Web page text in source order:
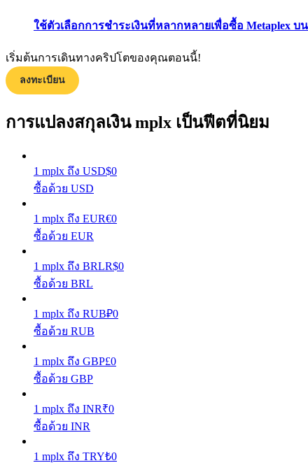
เรียนรู้วิธีการรักษาผลกำไร
ได้รับ
ใช้ตัวเลือกการชำระเงินที่หลากหลายเพื่อซื้อ Metaplex บ
เริ่มต้นการเดินทางคริปโตของคุณตอนนี้!
ลงทะเบียน
การแปลงสกุลเงิน mplx เป็นฟีตที่นิยม
1 mplx ถึง USD$0
ซื้อด้วย USD
1 mplx ถึง EUR€0
ซื้อด้วย EUR
1 mplx ถึง BRLR$0
ซื้อด้วย BRL
1 mplx ถึง RUB₽0
ซื้อด้วย RUB
1 mplx ถึง GBP£0
ซื้อด้วย GBP
1 mplx ถึง INR₹0
ซื้อด้วย INR
1 mplx ถึง TRY₺0